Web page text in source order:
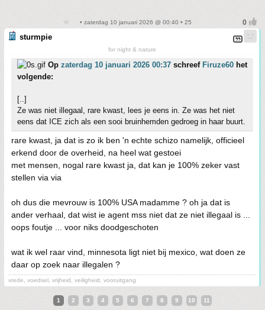
• zaterdag 10 januari 2026 @ 00:40 • 25
sturmpie
for night & nature
Op zaterdag 10 januari 2026 00:37 schreef Firuze60 het
volgende:
[..]
Ze was niet illegaal, rare kwast, lees je eens in. Ze was het niet
eens dat ICE zich als een sooi bruinhemden gedroeg in haar buurt.
rare kwast, ja dat is zo ik ben 'n echte schizo namelijk, officieel
erkend door de overheid, na heel wat gestoei
met mensen, nogal rare kwast ja, dat kan je 100% zeker vast
stellen via via
oh dus die mevrouw is 100% USA madamme ? oh ja dat is
ander verhaal, dat wist ie agent mss niet dat ze niet illegaal is ...
oops foutje ... voor niks doodgeschoten
wat ik wel raar vind, minnesota ligt niet bij mexico, wat doen ze
daar op zoek naar illegalen ?
vrede, voedsel, vrijheid, veiligheid, vooruitgang
1 2 3 4 5 6 7 8 9 10 11